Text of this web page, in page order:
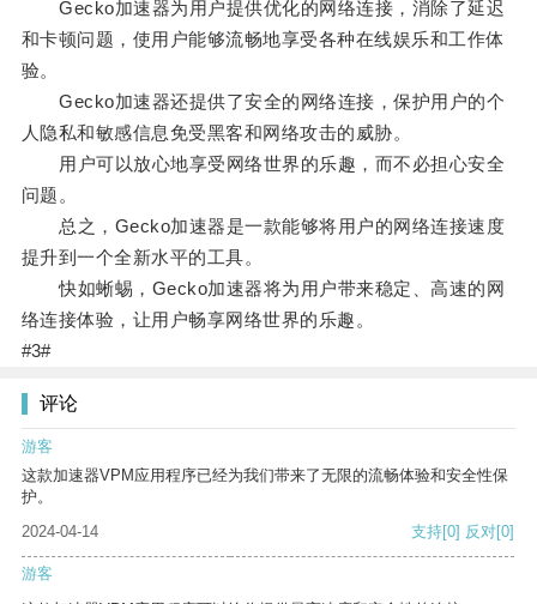
Gecko加速器为用户提供优化的网络连接，消除了延迟
和卡顿问题，使用户能够流畅地享受各种在线娱乐和工作体
验。
Gecko加速器还提供了安全的网络连接，保护用户的个
人隐私和敏感信息免受黑客和网络攻击的威胁。
用户可以放心地享受网络世界的乐趣，而不必担心安全
问题。
总之，Gecko加速器是一款能够将用户的网络连接速度
提升到一个全新水平的工具。
快如蜥蜴，Gecko加速器将为用户带来稳定、高速的网
络连接体验，让用户畅享网络世界的乐趣。
#3#
评论
游客
这款加速器VPM应用程序已经为我们带来了无限的流畅体验和安全性保
护。
2024-04-14
支持[0] 反对[0]
游客